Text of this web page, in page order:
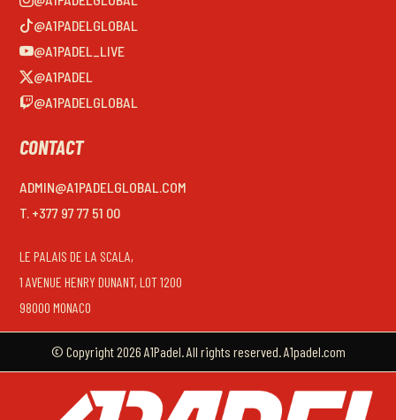
@A1PADELGLOBAL
@A1PADEL_LIVE
@A1PADEL
@A1PADELGLOBAL
CONTACT
ADMIN@A1PADELGLOBAL.COM
T. +377 97 77 51 00
LE PALAIS DE LA SCALA,
1 AVENUE HENRY DUNANT, LOT 1200
98000 MONACO
© Copyright 2026 A1Padel. All rights reserved. A1padel.com